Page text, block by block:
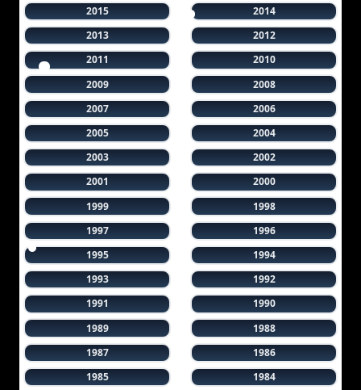
2015
2014
2013
2012
2011
2010
2009
2008
2007
2006
2005
2004
2003
2002
2001
2000
1999
1998
1997
1996
1995
1994
1993
1992
1991
1990
1989
1988
1987
1986
1985
1984